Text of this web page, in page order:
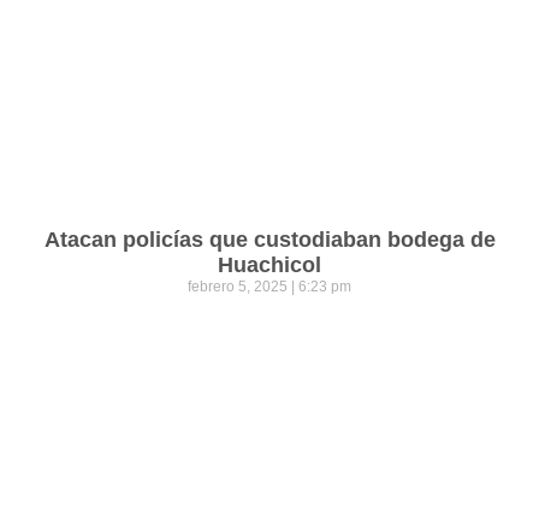
Atacan policías que custodiaban bodega de
Huachicol
febrero 5, 2025 6:23 pm